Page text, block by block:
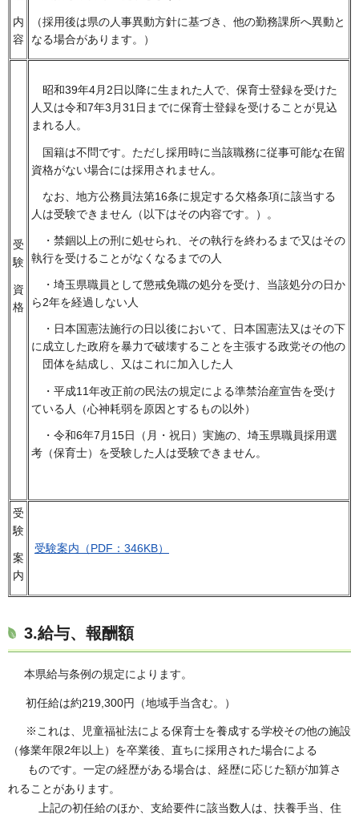
内
容
（採用後は県の人事異動方針に基づき、他の勤務課所へ異動と
なる場合があります。）
受
験
資
格
昭和39年4月2日以降に生まれた人で、保育士登録を受けた
人又は令和7年3月31日までに保育士登録を受けることが見込
まれる人。
国籍は不問です。ただし採用時に当該職務に従事可能な在留
資格がない場合には採用されません。
なお、地方公務員法第16条に規定する欠格条項に該当する
人は受験できません（以下はその内容です。）。
・禁錮以上の刑に処せられ、その執行を終わるまで又はその
執行を受けることがなくなるまでの人
・埼玉県職員として懲戒免職の処分を受け、当該処分の日か
ら2年を経過しない人
・日本国憲法施行の日以後において、日本国憲法又はその下
に成立した政府を暴力で破壊することを主張する政党その他の
団体を結成し、又はこれに加入した人
・平成11年改正前の民法の規定による準禁治産宣告を受け
ている人（心神耗弱を原因とするもの以外）
・令和6年7月15日（月・祝日）実施の、埼玉県職員採用選
考（保育士）を受験した人は受験できません。
受
験
案
内
受験案内（PDF：346KB）
3.給与、報酬額
本県給与条例の規定によります。
初任給は約219,300円（地域手当含む。）
※これは、児童福祉法による保育士を養成する学校その他の施設
（修業年限2年以上）を卒業後、直ちに採用された場合による
ものです。一定の経歴がある場合は、経歴に応じた額が加算さ
れることがあります。
上記の初任給のほか、支給要件に該当数人は、扶養手当、住